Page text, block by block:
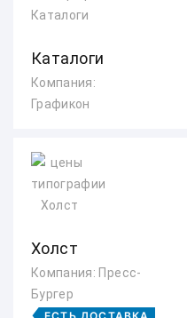
Каталоги
Компания:
Графикон
Холст
Компания: Пресс-
Бургер